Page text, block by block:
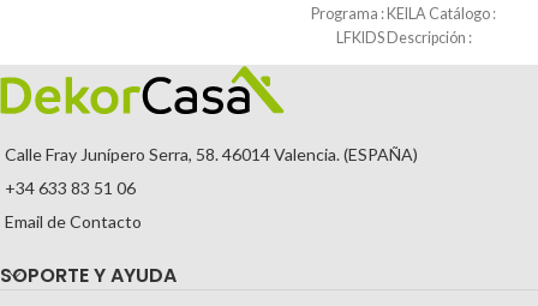
Programa : KEILA Catálogo :
LFKIDS Descripción :
Calle Fray Junípero Serra, 58. 46014 Valencia. (ESPAÑA)
+34 633 83 51 06
Email de Contacto
SOPORTE Y AYUDA